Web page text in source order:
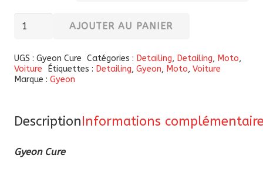
quantité
Gyeon
Cure
AJOUTER AU PANIER
UGS : Gyeon Cure Catégories : Detailing, Detailing, Moto,
Voiture
Étiquettes : Detailing, Gyeon, Moto, Voiture
Marque : Gyeon
DescriptionInformations
Gyeon Cure